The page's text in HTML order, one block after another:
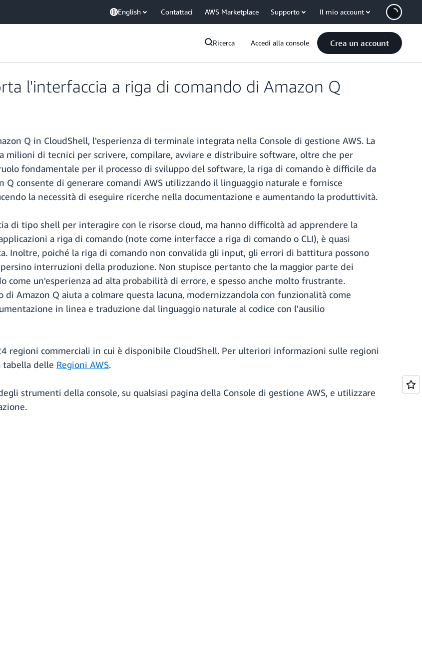
English Contattaci AWS Marketplace Supporto Il mio account
Ricerca Accedi alla console Crea un account
l'interfaccia a riga di comando di Amazon Q
Q in CloudShell, l'esperienza di terminale integrata nella Console di gestione AWS. La
di tecnici per scrivere, compilare, avviare e distribuire software, oltre che per
fondamentale per il processo di sviluppo del software, la riga di comando è difficile da
Q consente di generare comandi AWS utilizzando il linguaggio naturale e fornisce
la necessità di eseguire ricerche nella documentazione e aumentando la produttività.
di tipo shell per interagire con le risorse cloud, ma hanno difficoltà ad apprendere la
a riga di comando (note come interfacce a riga di comando o CLI), è quasi
Inoltre, poiché la riga di comando non convalida gli input, gli errori di battitura possono
interruzioni della produzione. Non stupisce pertanto che la maggior parte dei
come un'esperienza ad alta probabilità di errore, e spesso anche molto frustrante.
Amazon Q aiuta a colmare questa lacuna, modernizzandola con funzionalità come
in linea e traduzione dal linguaggio naturale al codice con l'ausilio
regioni commerciali in cui è disponibile CloudShell. Per ulteriori informazioni sulle regioni
tabella delle Regioni AWS.
strumenti della console, su qualsiasi pagina della Console di gestione AWS, e utilizzare